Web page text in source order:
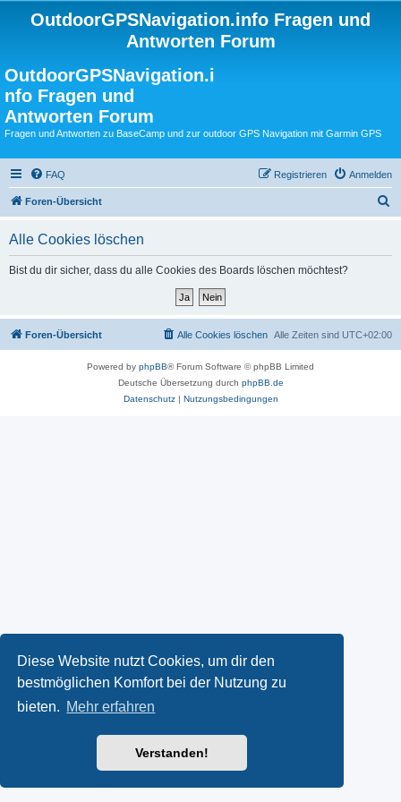
Diese Website nutzt Cookies, um dir den
bestmöglichen Komfort bei der Nutzung zu
bieten. Mehr erfahren
Verstanden!
OutdoorGPSNavigation.info Fragen und
Antworten Forum
OutdoorGPSNavigation.i
nfo Fragen und
Antworten Forum
Fragen und Antworten zu BaseCamp und zur outdoor GPS Navigation mit Garmin GPS
FAQ Anmelden
Registrieren
Foren-Übersicht
Alle Cookies löschen
Bist du dir sicher, dass du alle Cookies des Boards löschen möchtest?
Foren-Übersicht Alle Zeiten sind UTC+02:00
Alle Cookies löschen
Powered by phpBB® Forum Software © phpBB Limited
Deutsche Übersetzung durch phpBB.de
Datenschutz| Nutzungsbedingungen